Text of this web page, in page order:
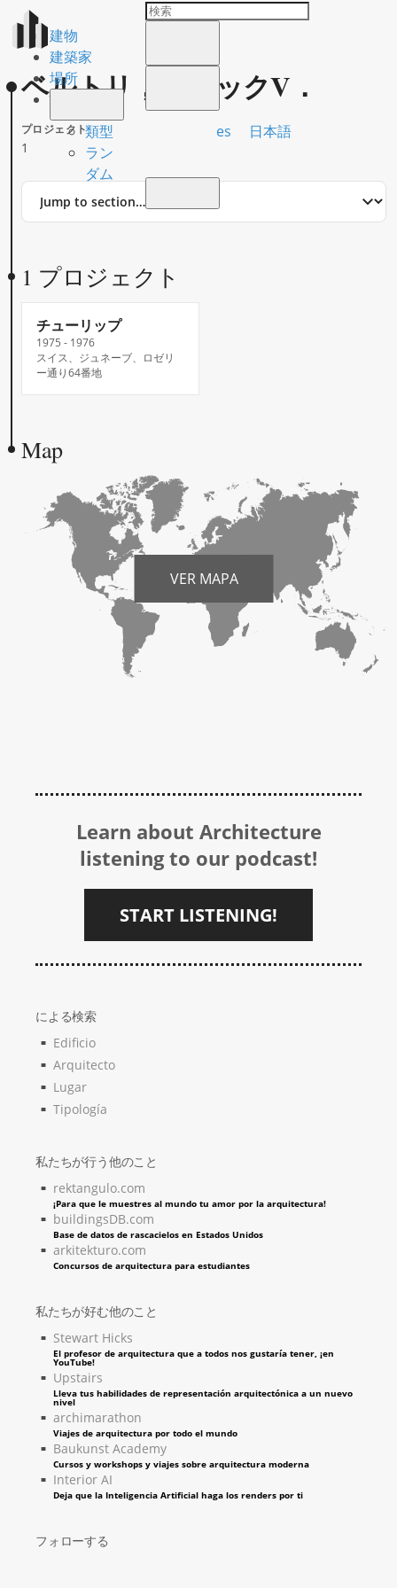
建物
建築家
場所
類型
ラン
ダム
es 日本語
ベルトリ，ジャックV．
プロジェクト
1
Jump
1 プロジェクト
チューリップ
1975 - 1976
スイス、ジュネーブ、ロゼリ
ー通り64番地
Map
VER MAPA
Learn about Architecture
listening to our podcast!
START LISTENING!
による検索
Edificio
Arquitecto
Lugar
Tipología
私たちが行う他のこと
rektangulo.com
¡Para que le muestres al mundo tu amor por la arquitectura!
buildingsDB.com
Base de datos de rascacielos en Estados Unidos
arkitekturo.com
Concursos de arquitectura para estudiantes
私たちが好む他のこと
Stewart Hicks
El profesor de arquitectura que a todos nos gustaría tener, ¡en
YouTube!
Upstairs
Lleva tus habilidades de representación arquitectónica a un nuevo
nivel
archimarathon
Viajes de arquitectura por todo el mundo
Baukunst Academy
Cursos y workshops y viajes sobre arquitectura moderna
Interior AI
Deja que la Inteligencia Artificial haga los renders por ti
フォローする